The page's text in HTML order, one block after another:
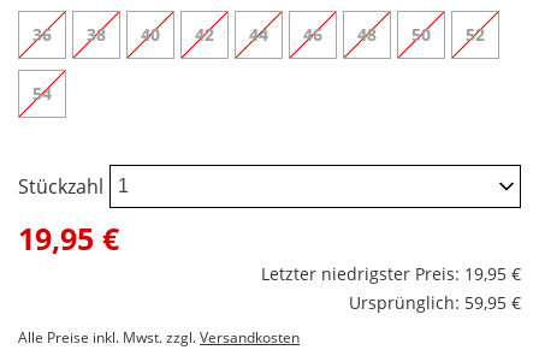
36 38 40 42 44 46 48 50 52
54
Stückzahl
19,95 €
Letzter niedrigster Preis: 19,95 €
Ursprünglich: 59,95 €
Alle Preise inkl. Mwst. zzgl.Versandkosten